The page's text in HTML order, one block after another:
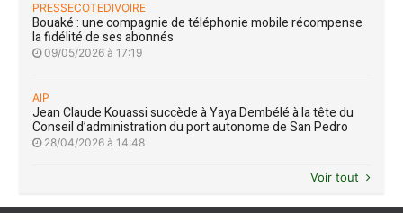
PRESSECOTEDIVOIRE
Bouaké : une compagnie de téléphonie mobile récompense
la fidélité de ses abonnés
09/05/2026 à 17:19
AIP
Jean Claude Kouassi succède à Yaya Dembélé à la tête du
Conseil d’administration du port autonome de San Pedro
28/04/2026 à 14:48
Voir tout